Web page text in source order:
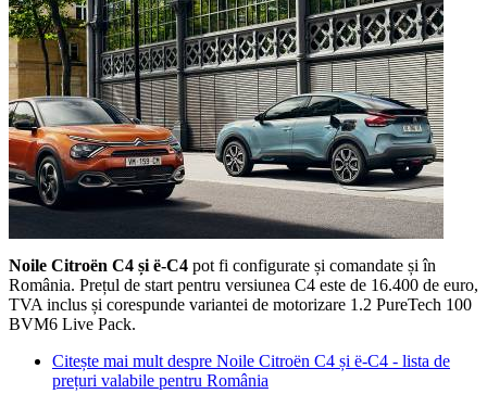
Noile Citroën C4 și ë-C4 pot fi configurate și comandate și în
România. Prețul de start pentru versiunea C4 este de 16.400 de euro,
TVA inclus și corespunde variantei de motorizare 1.2 PureTech 100
BVM6 Live Pack.
Citește mai mult despre Noile Citroën C4 și ë-C4 - lista de
prețuri valabile pentru România